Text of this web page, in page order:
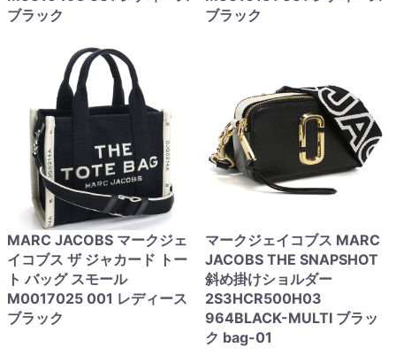
ブラック
ブラック
MARC JACOBS マークジェ
イコブス ザ ジャカード トー
ト バッグ スモール
M0017025 001 レディース
ブラック
マークジェイコブス MARC
JACOBS THE SNAPSHOT
斜め掛けショルダー
2S3HCR500H03
964BLACK-MULTI ブラッ
ク bag-01